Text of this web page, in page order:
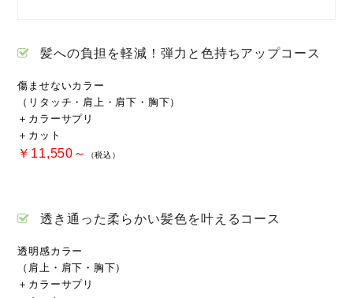
髪への負担を軽減！弾力と色持ちアップコース
傷ませないカラー
（リタッチ・肩上・肩下・胸下）
＋カラーサプリ
＋カット
￥11,550～ （税込）
透き通った柔らかい髪色を叶えるコース
透明感カラー
（肩上・肩下・胸下）
＋カラーサプリ